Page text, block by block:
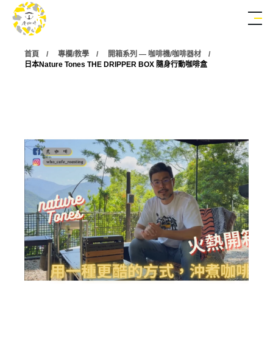
首頁 專欄/教學
開箱系列 — 咖啡機/咖啡器材
日本Nature Tones THE DRIPPER BOX 隨身行動咖啡盒